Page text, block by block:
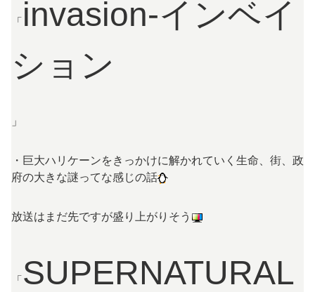
「 invasion-インベイ
ション
」
・巨大ハリケーンをきっかけに解かれていく生命、街、政
府の大きな謎ってな感じの話
放送はまだ先ですが盛り上がりそう
「 SUPERNATURAL